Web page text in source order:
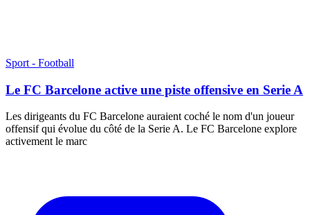
Sport - Football
Le FC Barcelone active une piste offensive en Serie A
Les dirigeants du FC Barcelone auraient coché le nom d'un joueur
offensif qui évolue du côté de la Serie A. Le FC Barcelone explore
activement le marc